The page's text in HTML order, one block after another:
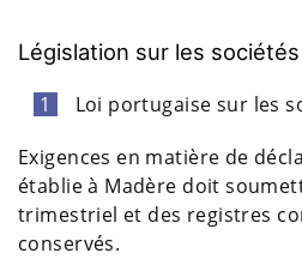
Législation sur les sociétés
Loi portugaise sur les
Exigences en matière de
établie à Madère doit
trimestriel et des registres
conservés.